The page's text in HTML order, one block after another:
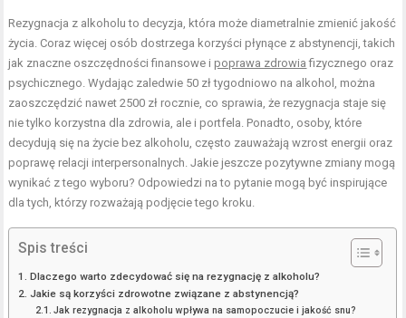
Rezygnacja z alkoholu to decyzja, która może diametralnie zmienić jakość
życia. Coraz więcej osób dostrzega korzyści płynące z abstynencji, takich
jak znaczne oszczędności finansowe i poprawa zdrowia fizycznego oraz
psychicznego. Wydając zaledwie 50 zł tygodniowo na alkohol, można
zaoszczędzić nawet 2500 zł rocznie, co sprawia, że rezygnacja staje się
nie tylko korzystna dla zdrowia, ale i portfela. Ponadto, osoby, które
decydują się na życie bez alkoholu, często zauważają wzrost energii oraz
poprawę relacji interpersonalnych. Jakie jeszcze pozytywne zmiany mogą
wynikać z tego wyboru? Odpowiedzi na to pytanie mogą być inspirujące
dla tych, którzy rozważają podjęcie tego kroku.
Spis treści
Dlaczego warto zdecydować się na rezygnację z alkoholu?
Jakie są korzyści zdrowotne związane z abstynencją?
Jak rezygnacja z alkoholu wpływa na samopoczucie i jakość snu?